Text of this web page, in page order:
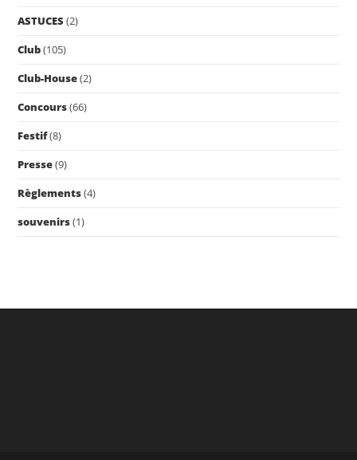
ASTUCES (2)
Club(105)
Club-House(2)
Concours(66)
Festif(8)
Presse(9)
Règlements(4)
souvenirs(1)